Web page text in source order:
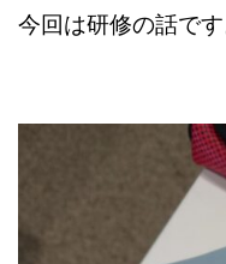
今回は研修の話です